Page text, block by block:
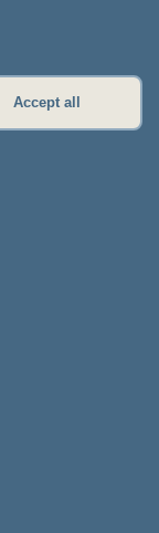
Accept all
Plenary sittings
>Parliamentary
"Dėl
(Nr.
susiję
Kazimieras